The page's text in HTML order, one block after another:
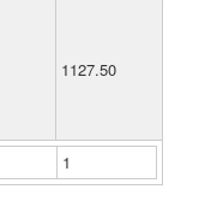
1127.50
1